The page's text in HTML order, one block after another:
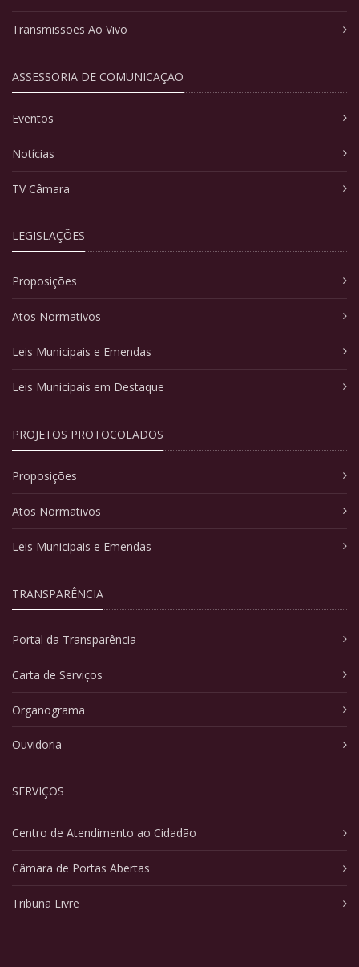
Transmissões Ao Vivo
ASSESSORIA DE COMUNICAÇÃO
Eventos
Notícias
TV Câmara
LEGISLAÇÕES
Proposições
Atos Normativos
Leis Municipais e Emendas
Leis Municipais em Destaque
PROJETOS PROTOCOLADOS
Proposições
Atos Normativos
Leis Municipais e Emendas
TRANSPARÊNCIA
Portal da Transparência
Carta de Serviços
Organograma
Ouvidoria
SERVIÇOS
Centro de Atendimento ao Cidadão
Câmara de Portas Abertas
Tribuna Livre